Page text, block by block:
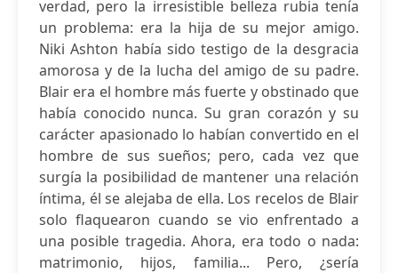
verdad, pero la irresistible belleza rubia tenía
un problema: era la hija de su mejor amigo.
Niki Ashton había sido testigo de la desgracia
amorosa y de la lucha del amigo de su padre.
Blair era el hombre más fuerte y obstinado que
había conocido nunca. Su gran corazón y su
carácter apasionado lo habían convertido en el
hombre de sus sueños; pero, cada vez que
surgía la posibilidad de mantener una relación
íntima, él se alejaba de ella. Los recelos de Blair
solo flaquearon cuando se vio enfrentado a
una posible tragedia. Ahora, era todo o nada:
matrimonio, hijos, familia... Pero, ¿sería